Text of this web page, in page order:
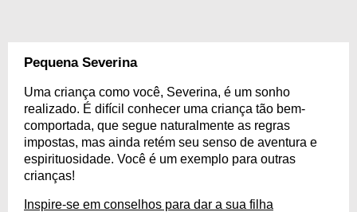
Pequena Severina
Uma criança como você, Severina, é um sonho
realizado. É difícil conhecer uma criança tão bem-
comportada, que segue naturalmente as regras
impostas, mas ainda retém seu senso de aventura e
espirituosidade. Você é um exemplo para outras
crianças!
Inspire-se em conselhos para dar a sua filha